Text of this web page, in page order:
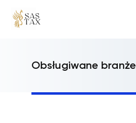
Obsługiwane branże